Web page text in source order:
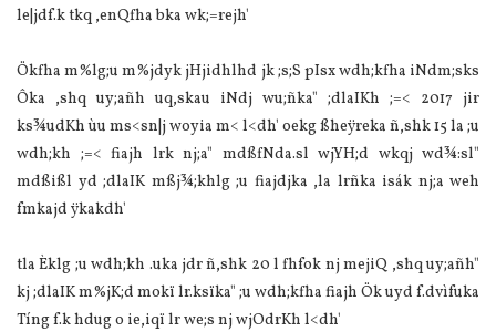
le|jdf.k tkq ,enQfha bka wk;=rejh'
Ökfha m%lg;u m%jdyk jHjidhlhd jk ;s;S pIsx wdh;kfha iNdm;sks
Ôka ,shq uy;añh uq,skau iNdj wu;ñka" ;dla‍IKh ;=< 2017 jir
ks¾udKh ùu ms<sn|j woyia m< l<dh' oekg ßheÿreka ñ,shk 15 la ;u
wdh;kh ;=< fiajh lrk nj;a" mdßfNda.sl wjYH;d wkqj wd¾:sl"
mdßißl yd ;dla‍IK mßj¾;khlg ;u fiajdjka ,la lrñka isák nj;a weh
fmkajd ÿkakdh'
tla Èklg ;u wdh;kh .uka jdr ñ,shk 20 l fhfok nj mejiQ ,shq uy;añh"
kj ;dla‍IK m%jK;d mokï lr.ksïka" ;u wdh;kfha fiajh Ök uyd f.dvìfuka
Tíng f.k hdug o ie,iqï lr we;s nj wjOdrKh l<dh'